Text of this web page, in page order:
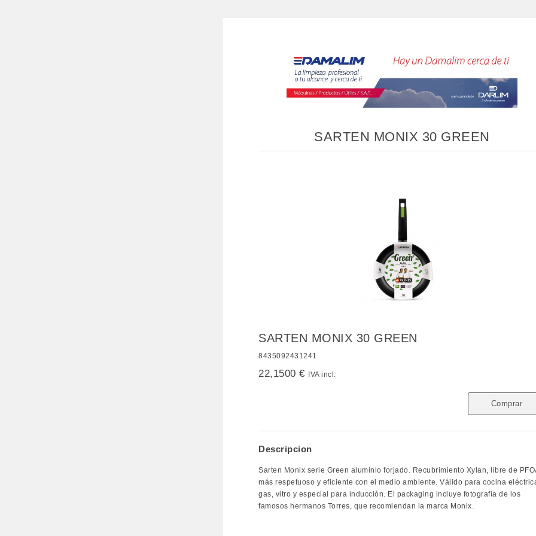
SARTEN MONIX 30 GREEN
SARTEN MONIX 30 GREEN
8435092431241
22,1500 € IVA incl.
Comprar
Descripcion
Sarten Monix serie Green aluminio forjado. Recubrimiento Xylan, libre de
más respetuoso y eficiente con el medio ambiente. Válido para cocina
gas, vitro y especial para inducción. El packaging incluye fotografía de los
famosos hermanos Torres, que recomiendan la marca Monix.